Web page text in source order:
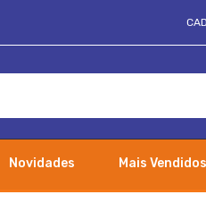
Novidades
Mais Vendidos